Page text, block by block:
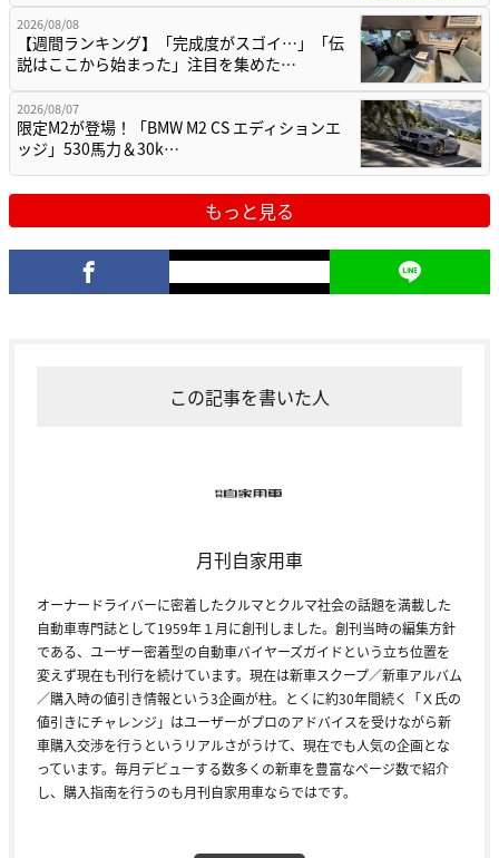
2026/08/08
【週間ランキング】「完成度がスゴイ…」「伝
説はここから始まった」注目を集めた…
2026/08/07
限定M2が登場！「BMW M2 CS エディションエ
ッジ」530馬力＆30k…
もっと見る
この記事を書いた人
月刊自家用車
オーナードライバーに密着したクルマとクルマ社会の話題を満載した
自動車専門誌として1959年１月に創刊しました。創刊当時の編集方針
である、ユーザー密着型の自動車バイヤーズガイドという立ち位置を
変えず現在も刊行を続けています。現在は新車スクープ／新車アルバム
／購入時の値引き情報という3企画が柱。とくに約30年間続く「Ｘ氏の
値引きにチャレンジ」はユーザーがプロのアドバイスを受けながら新
車購入交渉を行うというリアルさがうけて、現在でも人気の企画とな
っています。毎月デビューする数多くの新車を豊富なページ数で紹介
し、購入指南を行うのも月刊自家用車ならではです。